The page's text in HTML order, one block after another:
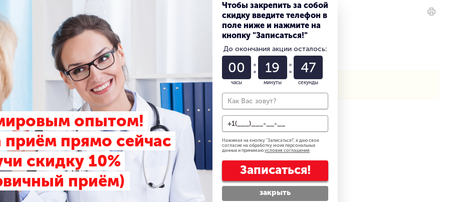
найден
опытом!
прямо сейчас
скидку 10%
приём)
Чтобы закрепить за собой
скидку введите телефон в
поле ниже и нажмите на
кнопку "Записаться!"
До окончания акции осталось:
00
часы
19
минуты
46
секунды
Нажимая на кнопку "Записаться!", я даю свое
согласие на обработку моих персональных
данных и принимаю условия соглашения
Записаться!
закрыть